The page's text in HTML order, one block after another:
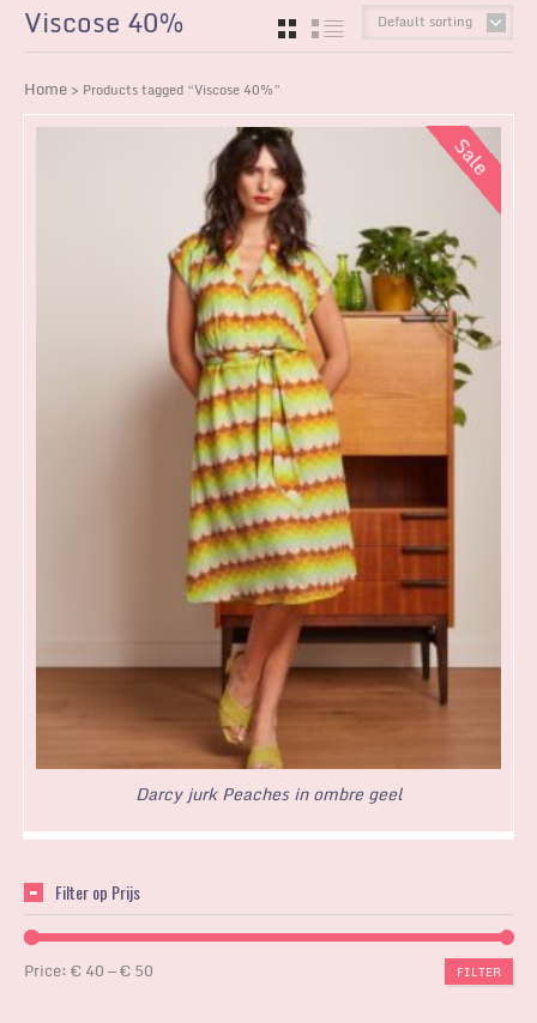
Viscose 40% Default sorting
GRID LIST
Home > Products tagged “Viscose 40%”
Darcy jurk Peaches in ombre geel
Filter op Prijs
FILTER
Price:€ 40—€ 50